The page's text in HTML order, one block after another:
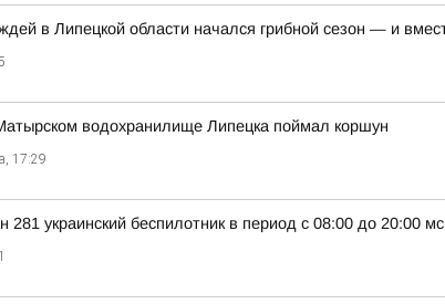
в Липецкой области начался грибной сезон — и
водохранилище Липецка поймал коршун
17:29
281 украинский беспилотник в период с 08:00 до 20:00